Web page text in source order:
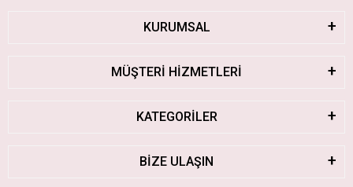
KURUMSAL
MÜŞTERİ HİZMETLERİ
KATEGORİLER
BİZE ULAŞIN